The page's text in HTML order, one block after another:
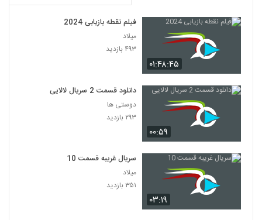
۰۱:۴۸:۴۵
فیلم نقطه بازیابی 2024
میلاد
۴۹۳ بازدید
۰۰:۵۹
دانلود قسمت 2 سریال لالایی
دوستی ها
۲۹۳ بازدید
۰۳:۱۹
سریال غریبه قسمت 10
میلاد
۳۵۱ بازدید